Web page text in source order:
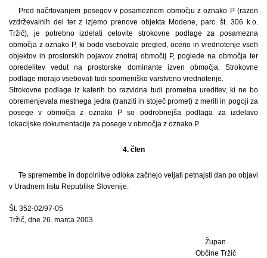
Pred načrtovanjem posegov v posameznem območju z oznako P (razen
vzdrževalnih del ter z izjemo prenove objekta Modene, parc. št. 306 k.o.
Tržič), je potrebno izdelati celovite strokovne podlage za posamezna
območja z oznako P, ki bodo vsebovale pregled, oceno in vrednotenje vseh
objektov in prostorskih pojavov znotraj območij P, poglede na območja ter
opredelitev vedut na prostorske dominante izven območja. Strokovne
podlage morajo vsebovati tudi spomeniško varstveno vrednotenje.
Strokovne podlage iz katerih bo razvidna tudi prometna ureditev, ki ne bo
obremenjevala mestnega jedra (tranziti in stoječ promet) z merili in pogoji za
posege v območja z oznako P so podrobnejša podlaga za izdelavo
lokacijske dokumentacije za posege v območja z oznako P.
4. člen
Te spremembe in dopolnitve odloka začnejo veljati petnajsti dan po objavi
v Uradnem listu Republike Slovenije.
Št. 352-02/97-05
Tržič, dne 26. marca 2003.
Župan
Občine Tržič